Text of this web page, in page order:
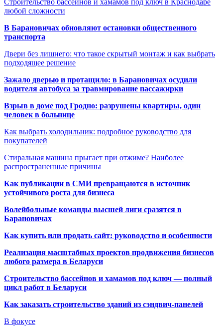
любой сложности
В Барановичах обновляют остановки общественного
транспорта
Двери без лишнего: что такое скрытый монтаж и как выбрать
подходящее решение
Зажало дверью и протащило: в Барановичах осудили
водителя автобуса за травмирование пассажирки
Взрыв в доме под Гродно: разрушены квартиры, один
человек в больнице
Как выбрать холодильник: подробное руководство для
покупателей
Стиральная машина прыгает при отжиме? Наиболее
распространенные причины
Как публикации в СМИ превращаются в источник
устойчивого роста для бизнеса
Волейбольные команды высшей лиги сразятся в
Барановичах
Как купить или продать сайт: руководство и особенности
Реализация масштабных проектов продвижения бизнесов
любого размера в Беларуси
Строительство бассейнов и хамамов под ключ — полный
цикл работ в Беларуси
Как заказать строительство зданий из сэндвич-панелей
В фокусе